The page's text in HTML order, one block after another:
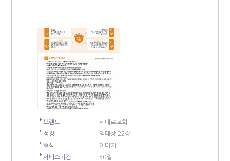
브랜드
세대로교회
성경
역대상 22장
형식
이미지
서비스기간
30일